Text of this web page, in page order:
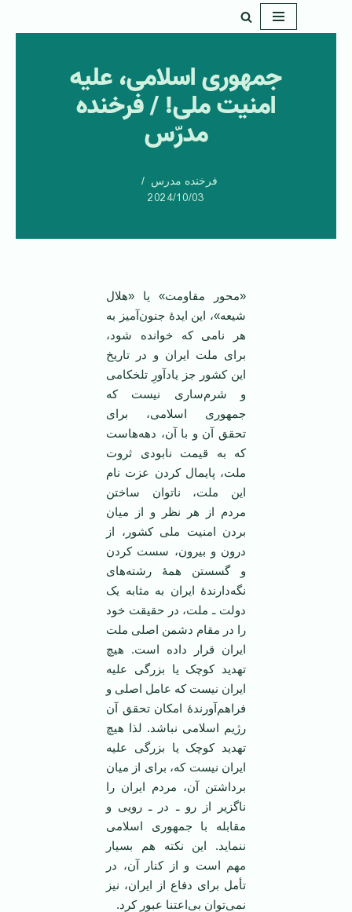
جمهوری اسلامی، علیه
امنیت ملی! / فرخنده
مدرّس
فرخنده مدرس
2024/10/03
«محور مقاومت» یا «هلال
شیعه»، این ایدۀ جنون‌آمیز به
هر نامی که خوانده شود،
برای ملت ایران و در تاریخ
این کشور جز یادآورِ تلخکامی
و شرم‌ساری نیست که
جمهوری اسلامی، برای
تحقق آن و با آن، دهه‌هاست
که به قیمت نابودی ثروت
ملت، پایمال کردن عزت نام
این ملت، ناتوان ساختن
مردم از هر نظر و از میان
بردن امنیت ملی کشور، از
درون و بیرون، سست کردن
و گسستن همۀ رشته‌های
نگه‌دارندۀ ایران به مثابه یک
دولت ـ ملت، در حقیقت خود
را در مقام دشمن اصلی ملت
ایران قرار داده است. هیچ
تهدید کوچک یا بزرگی علیه
ایران نیست که عامل اصلی و
فراهم‌آورندۀ امکان تحقق آن
رژیم اسلامی نباشد. لذا هیچ
تهدید کوچک یا بزرگی علیه
ایران نیست که، برای از میان
برداشتن آن، مردم ایران را
ناگزیر از رو ـ در ـ رویی و
مقابله با جمهوری اسلامی
ننماید. این‌ نکته هم بسیار
مهم است و از کنار آن، در
تأمل برای دفاع از ایران، نیز
نمی‌توان بی‌اعتنا عبور کرد.